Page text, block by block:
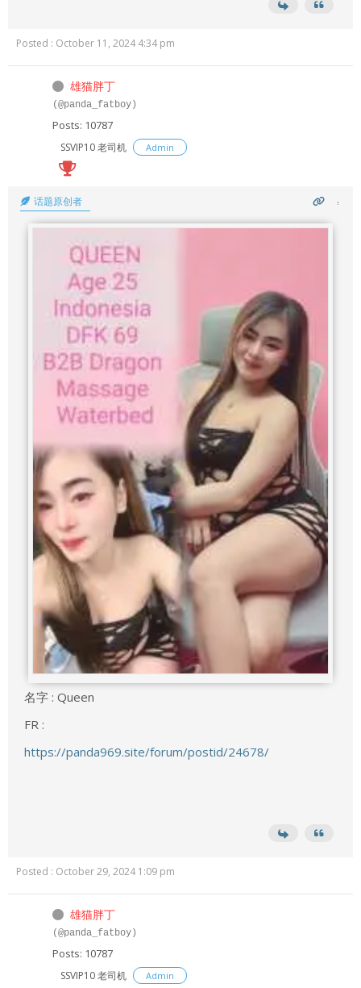
Posted : October 11, 2024 4:34 pm
雄猫胖丁
(@panda_fatboy)
Posts: 10787
SSVIP10 老司机 Admin
话题原创者
名字 : Queen
FR :
https://panda969.site/forum/postid/24678/
Posted : October 29, 2024 1:09 pm
雄猫胖丁
(@panda_fatboy)
Posts: 10787
SSVIP10 老司机 Admin